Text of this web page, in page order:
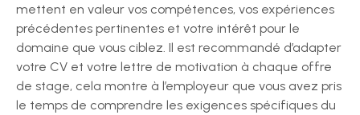
mettent en valeur vos compétences, vos expériences
précédentes pertinentes et votre intérêt pour le
domaine que vous ciblez. Il est recommandé d’adapter
votre CV et votre lettre de motivation à chaque offre
de stage, cela montre à l’employeur que vous avez pris
le temps de comprendre les exigences spécifiques du